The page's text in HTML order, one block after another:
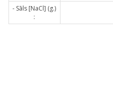
- Sāls [NaCl] (g.)
: